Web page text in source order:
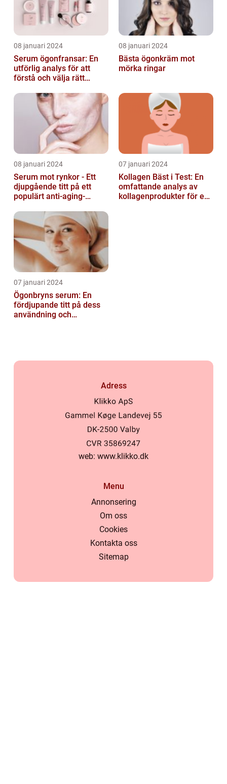
08 januari 2024
Serum ögonfransar: En
utförlig analys för att
förstå och välja rätt
08 januari 2024
Bästa ögonkräm mot
mörka ringar
08 januari 2024
Serum mot rynkor - Ett
djupgående titt på ett
populärt anti-aging-
hudens åld...
07 januari 2024
Kollagen Bäst i Test: En
omfattande analys av
kollagenprodukter för en
07 januari 2024
Ögonbryns serum: En
fördjupande titt på dess
användning och
Adress
web: www.klikko.dk
Menu
Annonsering
Om oss
Cookies
Kontakta oss
Sitemap